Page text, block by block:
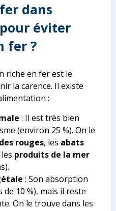
dans
éviter
fer ?
riche en fer est le
la carence. Il existe
:
: Il est très bien
(environ 25 %). On le
rouges, les abats
produits de la mer
: Son absorption
10 %), mais il reste
On le trouve dans les